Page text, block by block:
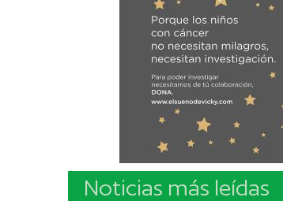
Noticias más leídas